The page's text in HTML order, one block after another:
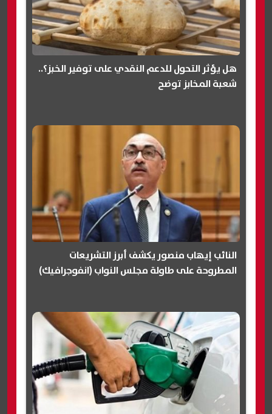
هل يؤثر التحول للدعم النقدي على توفير الخبز؟..
شعبة المخابز توضح
النائب إيهاب منصور يكشف أبرز التشريعات
المطروحة على طاولة مجلس النواب (انفوجرافيك)